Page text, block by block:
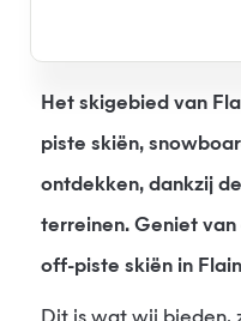
Het skigebied van
piste skiën,
ontdekken, dankzij
terreinen. Geniet
off-piste skiën in